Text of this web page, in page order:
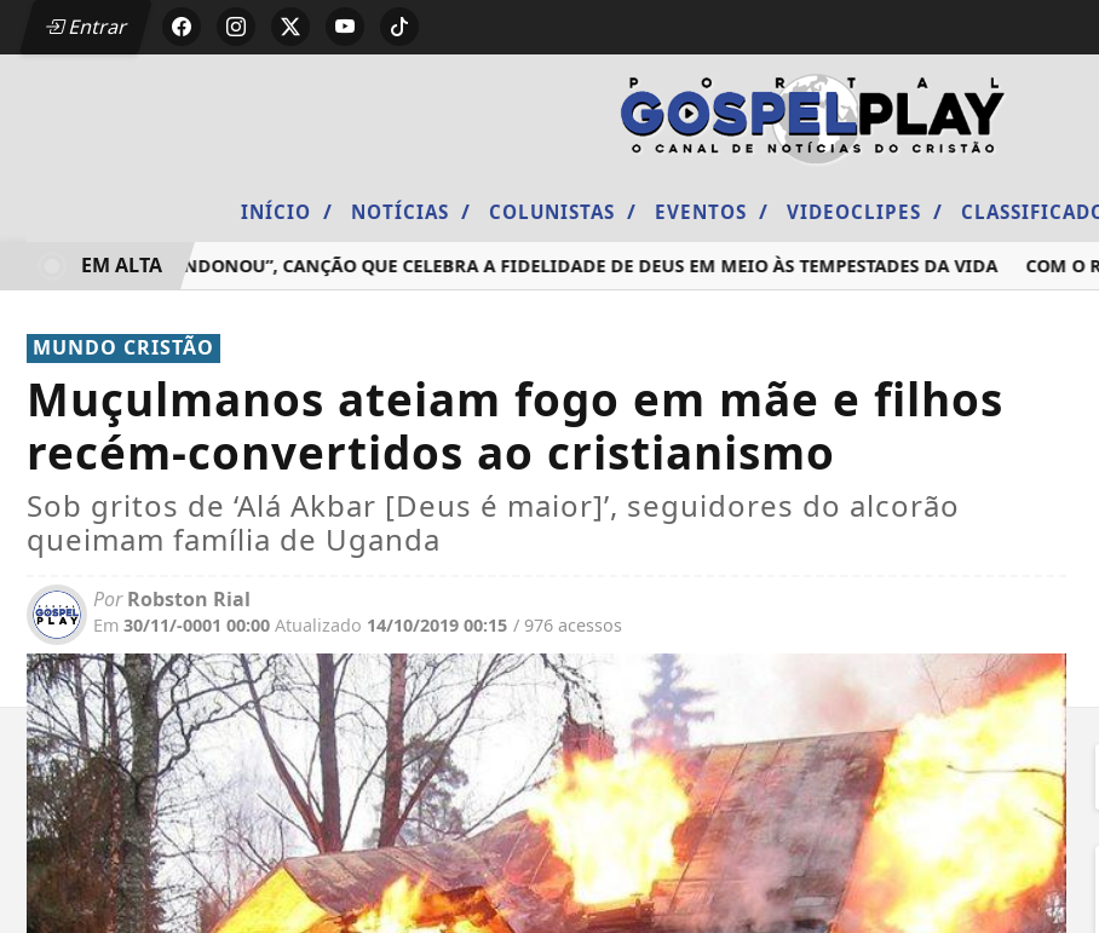
Entrar
INÍCIO / NOTÍCIAS / COLUNISTAS / EVENTOS / VIDEOCLIPES /
“NÃO ME ABANDONOU”, CANÇÃO QUE CELEBRA A FIDELIDADE DE DEUS EM MEIO ÀS TEMPESTADES DA VIDA COM O RAP
EM ALTA
MUNDO CRISTÃO
Muçulmanos ateiam fogo em mãe e filhos
recém-convertidos ao cristianismo
Sob gritos de ‘Alá Akbar [Deus é maior]’, seguidores do alcorão
queimam família de Uganda
PorRobston Rial
Em 30/11/-0001 00:00 Atualizado 14/10/2019 00:15 / 976 acessos